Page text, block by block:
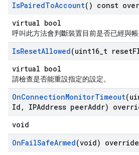
IsPairedToAccount() const
virtual bool
呼叫此方法會判斷裝置目前是否已經與帳
IsResetAllowed(uint16 t reset
virtual bool
請檢查是否能重設指定的設定。
OnConnectionMonitorTimeout
Id , IPAddress peerAddr)
void
OnFailSafeArmed(void) override